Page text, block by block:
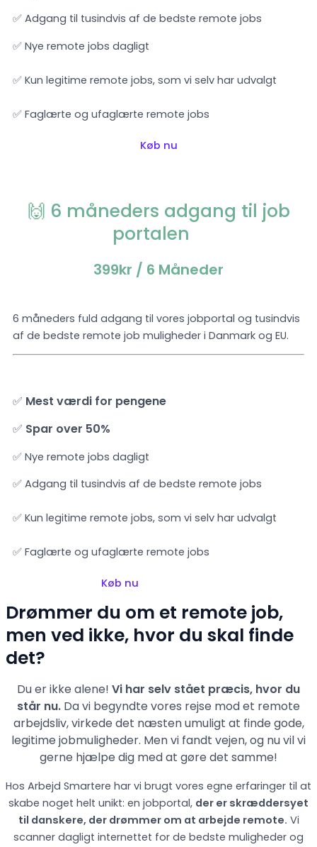
✅ Adgang til tusindvis af de bedste remote jobs
✅ Nye remote jobs dagligt
✅ Kun legitime remote jobs, som vi selv har udvalgt
✅ Faglærte og ufaglærte remote jobs
Køb nu
🙌 6 måneders adgang til job
portalen
399kr / 6 Måneder
6 måneders fuld adgang til vores jobportal og tusindvis
af de bedste remote job muligheder i Danmark og EU.
✅ Mest værdi for pengene
✅ Spar over 50%
✅ Nye remote jobs dagligt
✅ Adgang til tusindvis af de bedste remote jobs
✅ Kun legitime remote jobs, som vi selv har udvalgt
✅ Faglærte og ufaglærte remote jobs
Køb nu
Drømmer du om et remote job,
men ved ikke, hvor du skal finde
det?
Du er ikke alene! Vi har selv stået præcis, hvor du
står nu. Da vi begyndte vores rejse mod et remote
arbejdsliv, virkede det næsten umuligt at finde gode,
legitime jobmuligheder. Men vi fandt vejen,og nu vil vi
gerne hjælpe dig med at gøre det samme!
Hos Arbejd Smartere har vi brugt vores egne erfaringer til at
skabe noget helt unikt: en jobportal, der er skræddersyet
til danskere, der drømmer om at arbejde remote. Vi
scanner dagligt internettet for de bedste muligheder og